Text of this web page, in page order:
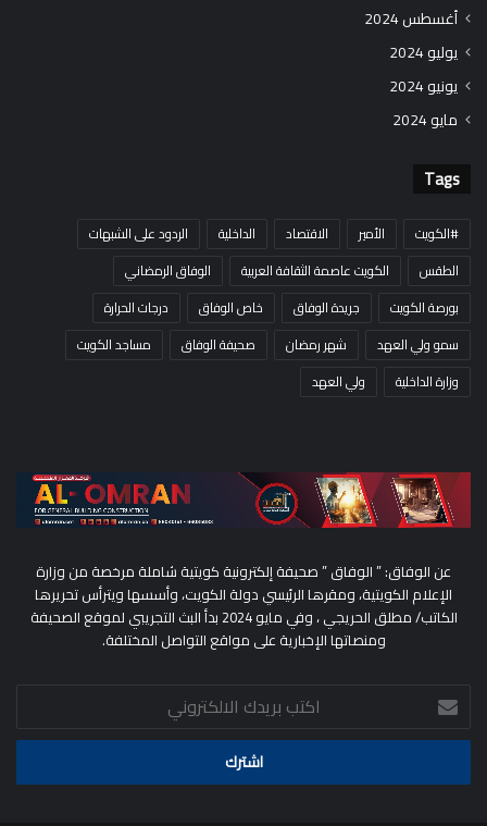
أغسطس 2024
يوليو 2024
يونيو 2024
مايو 2024
Tags
#الكويت الأمير الاقتصاد الداخلية
الردود على الشبهات
الطقس
الكويت عاصمة الثقافة العربية
الوفاق الرمضاني
بورصة الكويت
جريدة الوفاق خاص الوفاق
درجات الحرارة
سمو ولي العهد
شهر رمضان صحيفة الوفاق
مساجد الكويت
وزارة الداخلية
ولي العهد
عن الوفاق: ” الوفاق ” صحيفة إلكترونية كويتية شاملة مرخصة من وزارة
الإعلام الكويتية، ومقرها الرئيسي دولة الكويت، وأسسها ويترأس تحريرها
الكاتب/ مطلق الحريجي ، وفي مايو 2024 بدأ البث التجريبي لموقع الصحيفة
ومنصاتها الإخبارية على مواقع التواصل المختلفة.
اكتب
بريدك
الالكتروني